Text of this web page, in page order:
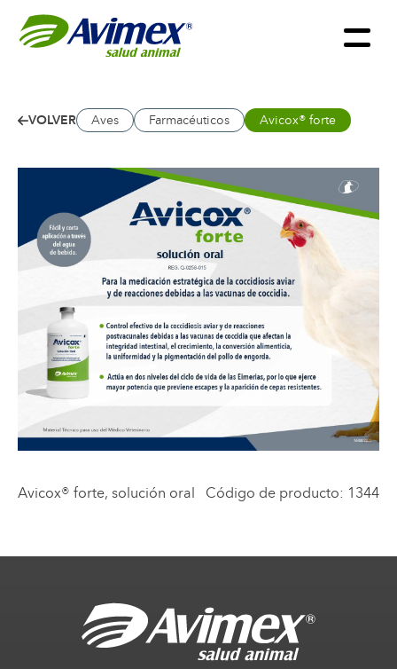
VOLVER Aves Farmacéuticos Avicox® forte
Avicox® forte, solución oral Código de producto: 1344